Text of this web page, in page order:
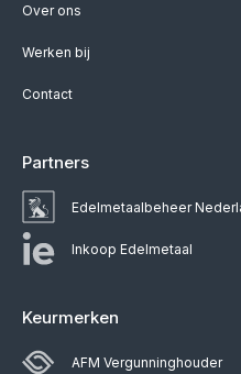
Over ons
Werken bij
Contact
Partners
Edelmetaalbeheer
Inkoop Edelmetaal
Keurmerken
AFM Vergunninghouder